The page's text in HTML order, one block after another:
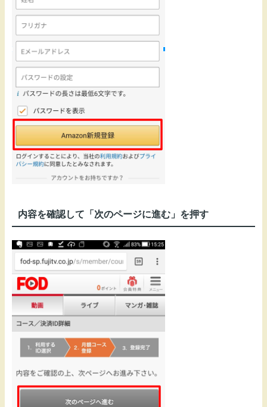
内容を確認して「次のページに進む」を押す